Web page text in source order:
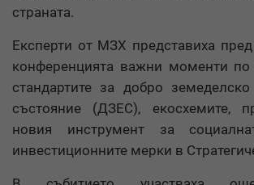
страната.
Експерти от МЗХ представиха пред
конференцията важни моменти
стандартите за добро
състояние (ДЗЕС), екосхемите,
новия инструмент за
инвестиционните мерки в